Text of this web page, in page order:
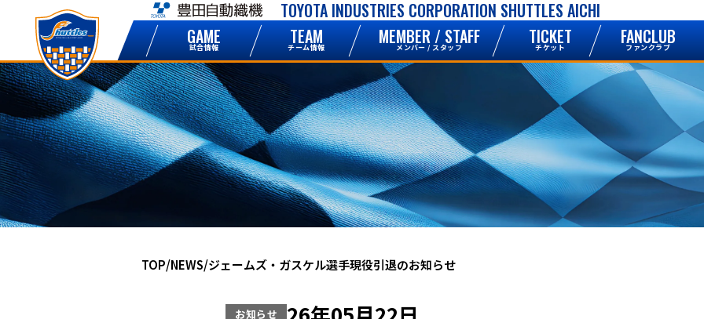
TOYOTA INDUSTRIES CORPORATION SHUTTLES AICHI
NEWS
お知らせ GAME
試合情報 TEAM
チーム情報 MEMBER / STAFF
メンバー / スタッフ TICKET
チケット FANCLUB
ファンクラブ
NEWSTOP NEWS ジェームズ・ガスケル選手現役引退のお知らせ
お知らせ